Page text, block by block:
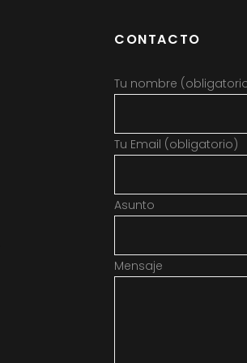
CONTACTO
Tu nombre
Tu Email (obligatorio)
Asunto
Mensaje